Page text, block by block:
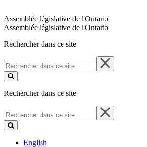
Assemblée législative de l'Ontario
Assemblée législative de l'Ontario
Rechercher dans ce site
Rechercher
dans
ce
Rechercher dans ce site
Rechercher
dans
ce
English